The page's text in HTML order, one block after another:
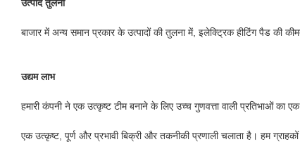
उत्पाद तुलना
बाजार में अन्य समान प्रकार के उत्पादों की तुलना में, इलेक्ट्रिक हीटिंग पैड की
उद्यम लाभ
हमारी कंपनी ने एक उत्कृष्ट टीम बनाने के लिए उच्च गुणवत्ता वाली प्रतिभाओं का
एक उत्कृष्ट, पूर्ण और प्रभावी बिक्री और तकनीकी प्रणाली चलाता है। हम